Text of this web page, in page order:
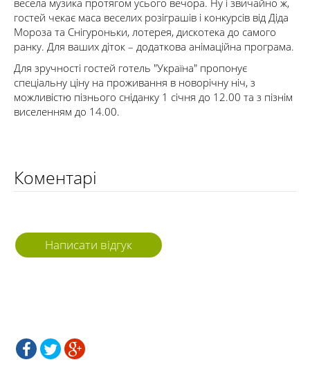
весела музика протягом усього вечора. Ну і звичайно ж,
гостей чекає маса веселих розіграшів і конкурсів від Діда
Мороза та Снігуроньки, лотерея, дискотека до самого
ранку. Для ваших діток – додаткова анімаційна програма.
Для зручності гостей готель "Україна" пропонує
спеціальну ціну на проживання в новорічну ніч, з
можливістю пізнього сніданку 1 січня до 12.00 та з пізнім
виселенням до 14.00.
Коментарі
Написати відгук